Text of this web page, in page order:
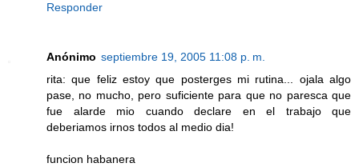
Responder
Anónimo septiembre 19, 2005 11:08 p. m.
rita: que feliz estoy que posterges mi rutina... ojala algo
pase, no mucho, pero suficiente para que no paresca que
fue alarde mio cuando declare en el trabajo que
deberiamos irnos todos al medio dia!
funcion habanera